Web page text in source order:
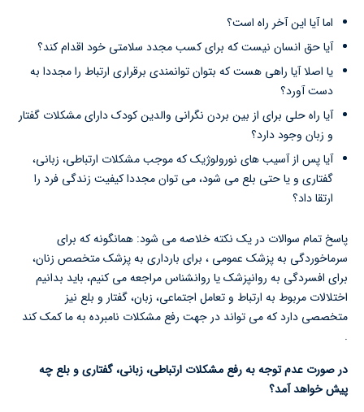
اما آیا این آخر راه است؟
آیا حق انسان نیست که برای کسب مجدد سلامتی خود اقدام کند؟
یا اصلا آیا راهی هست که بتوان توانمندی برقراری ارتباط را مجددا به
دست آورد؟
آیا راه حلی برای از بین بردن نگرانی والدین کودک دارای مشکلات گفتار
و زبان وجود دارد؟
آیا پس از آسیب های نورولوژیک که موجب مشکلات ارتباطی، زبانی،
گفتاری و یا حتی بلع می شود، می توان مجددا کیفیت زندگی فرد را
ارتقا داد؟
پاسخ تمام سوالات در یک نکته خلاصه می شود: همانگونه که برای
سرماخوردگی به پزشک عمومی ، برای بارداری به پزشک متخصص زنان،
برای افسردگی به روانپزشک یا روانشناس مراجعه می کنیم، باید بدانیم
اختلالات مربوط به ارتباط و تعامل اجتماعی، زبان، گفتار و بلع نیز
متخصصی دارد که می تواند در جهت رفع مشکلات نامبرده به ما کمک کند
.
در صورت عدم توجه به رفع مشکلات ارتباطی، زبانی، گفتاری و بلع چه
پیش خواهد آمد؟